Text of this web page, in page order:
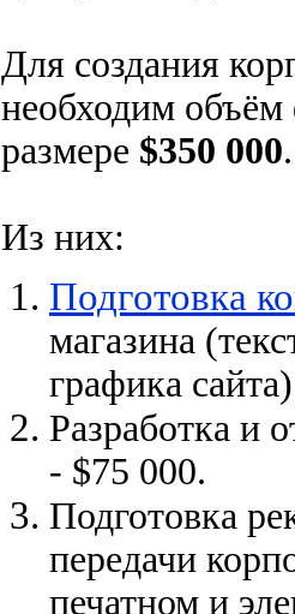
Для создания
необходим
размере $350 000.
Из них:
Подготовка
магазина
графика
Разработка и
- $75 000.
Подготовка
передачи
печатном и